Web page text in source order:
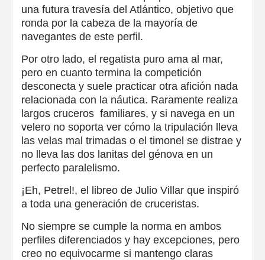
una futura travesía del Atlántico, objetivo que
ronda por la cabeza de la mayoría de
navegantes de este perfil.
Por otro lado, el regatista puro ama al mar,
pero en cuanto termina la competición
desconecta y suele practicar otra afición nada
relacionada con la náutica. Raramente realiza
largos cruceros familiares, y si navega en un
velero no soporta ver cómo la tripulación lleva
las velas mal trimadas o el timonel se distrae y
no lleva las dos lanitas del génova en un
perfecto paralelismo.
¡Eh, Petrel!, el libreo de Julio Villar que inspiró
a toda una generación de cruceristas.
No siempre se cumple la norma en ambos
perfiles diferenciados y hay excepciones, pero
creo no equivocarme si mantengo claras